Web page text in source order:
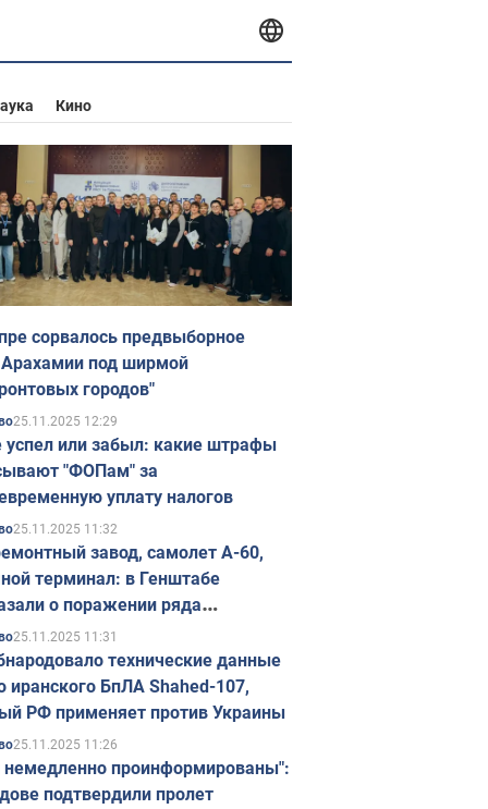
Кино
сорвалось предвыборное
Арахамии под ширмой
городов"
25.11.2025 12:29
успел или забыл: какие штрафы
"ФОПам" за
уплату налогов
25.11.2025 11:32
завод, самолет А-60,
терминал: в Генштабе
о поражении ряда
объектов России
25.11.2025 11:31
технические данные
иранского БпЛА Shahed-107,
РФ применяет против Украины
25.11.2025 11:26
проинформированы":
подтвердили пролет